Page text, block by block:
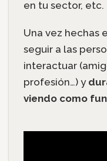
en tu sector, etc.
Una vez hechas
seguir a las
interactuar
profesión…) y
viendo como